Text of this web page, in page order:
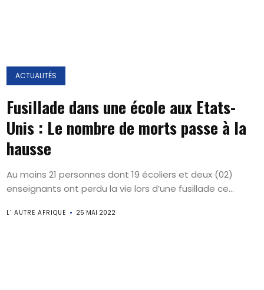
ACTUALITÉS
Fusillade dans une école aux Etats-
Unis : Le nombre de morts passe à la
hausse
Au moins 21 personnes dont 19 écoliers et deux (02)
enseignants ont perdu la vie lors d’une fusillade ce...
L’ AUTRE AFRIQUE 25 MAI 2022